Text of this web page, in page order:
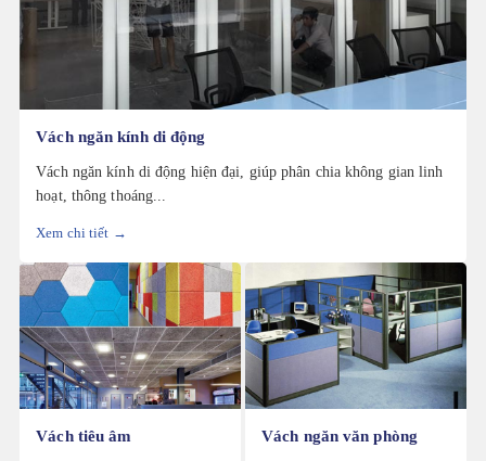
Vách ngăn kính di động
Vách ngăn kính di động hiện đại, giúp phân chia không gian linh
hoạt, thông thoáng...
Xem chi tiết →
Vách tiêu âm Vách ngăn văn phòng